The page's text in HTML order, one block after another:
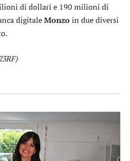
di dollari e 190 milioni di
digitaleMonzo in due diversi